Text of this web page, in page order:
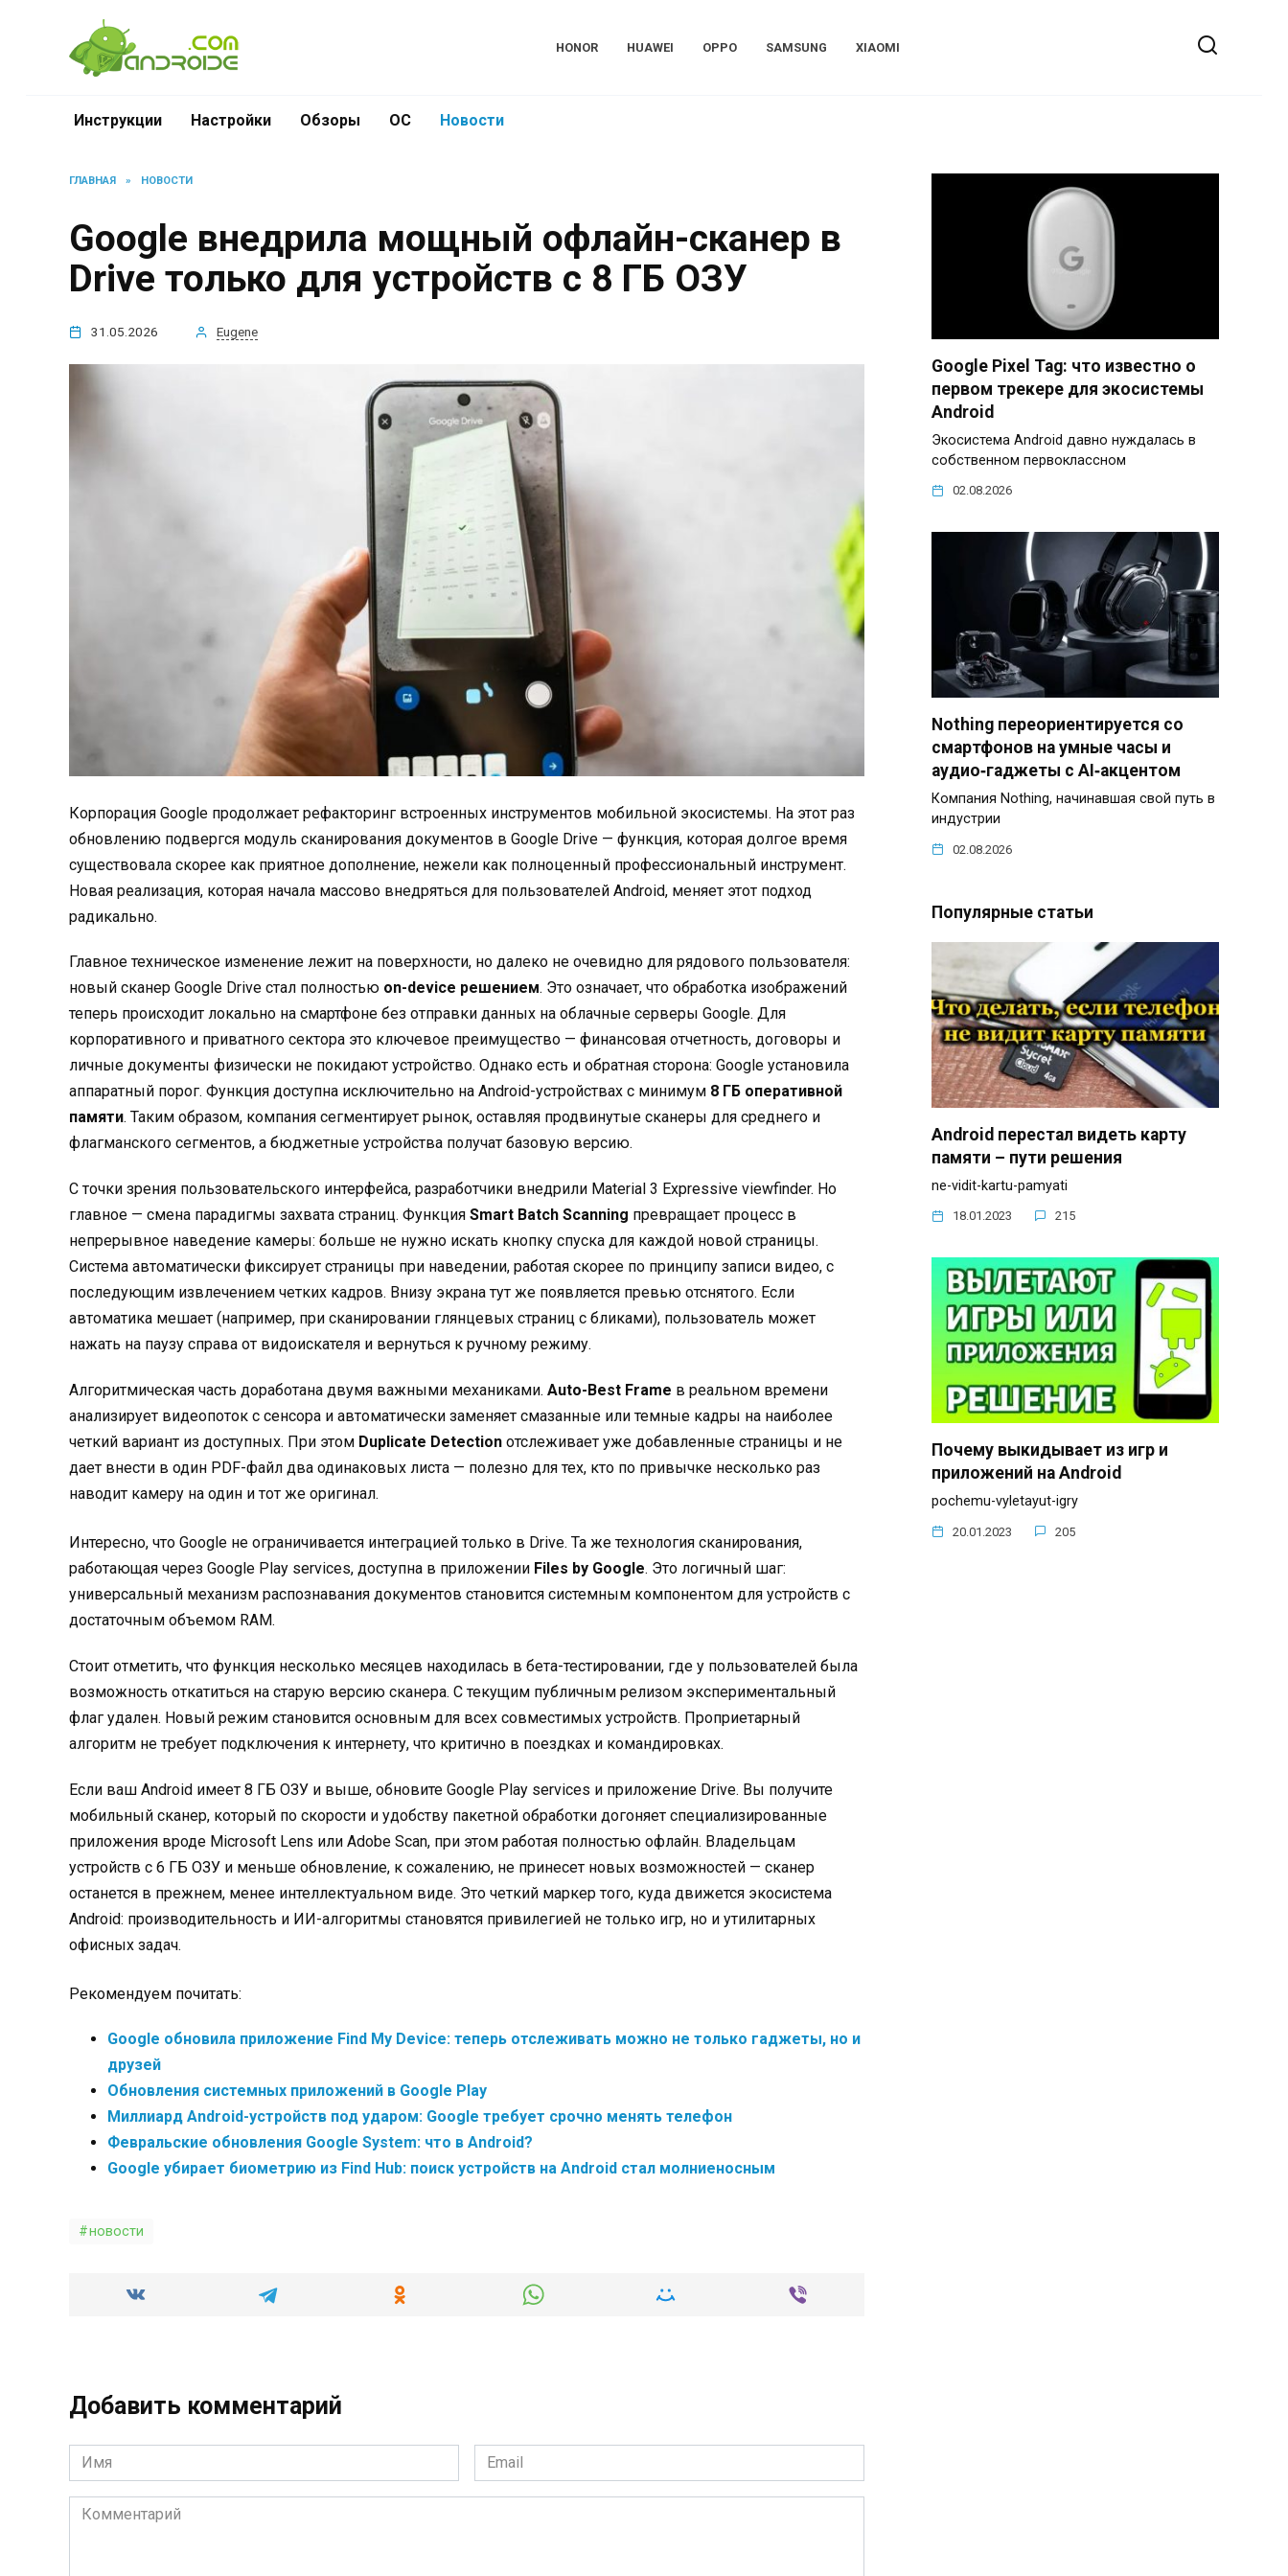
содержанию
HONOR HUAWEI OPPO SAMSUNG XIAOMI
Инструкции Настройки Обзоры ОС Новости
ГЛАВНАЯ » НОВОСТИ
Google внедрила мощный офлайн-сканер в
Drive только для устройств с 8 ГБ ОЗУ
31.05.2026 Eugene
Корпорация Google продолжает рефакторинг встроенных инструментов мобильной экосистемы. На этот раз
обновлению подвергся модуль сканирования документов в Google Drive — функция, которая долгое время
существовала скорее как приятное дополнение, нежели как полноценный профессиональный инструмент.
Новая реализация, которая начала массово внедряться для пользователей Android, меняет этот подход
радикально.
Главное техническое изменение лежит на поверхности, но далеко не очевидно для рядового пользователя:
новый сканер Google Drive стал полностью on-device решением. Это означает, что обработка изображений
теперь происходит локально на смартфоне без отправки данных на облачные серверы Google. Для
корпоративного и приватного сектора это ключевое преимущество — финансовая отчетность, договоры и
личные документы физически не покидают устройство. Однако есть и обратная сторона: Google установила
аппаратный порог. Функция доступна исключительно на Android-устройствах с минимум 8 ГБ оперативной
памяти. Таким образом, компания сегментирует рынок, оставляя продвинутые сканеры для среднего и
флагманского сегментов, а бюджетные устройства получат базовую версию.
С точки зрения пользовательского интерфейса, разработчики внедрили Material 3 Expressive viewfinder. Но
главное — смена парадигмы захвата страниц. Функция Smart Batch Scanning превращает процесс в
непрерывное наведение камеры: больше не нужно искать кнопку спуска для каждой новой страницы.
Система автоматически фиксирует страницы при наведении, работая скорее по принципу записи видео, с
последующим извлечением четких кадров. Внизу экрана тут же появляется превью отснятого. Если
автоматика мешает (например, при сканировании глянцевых страниц с бликами), пользователь может
нажать на паузу справа от видоискателя и вернуться к ручному режиму.
Алгоритмическая часть доработана двумя важными механиками. Auto-Best Frame в реальном времени
анализирует видеопоток с сенсора и автоматически заменяет смазанные или темные кадры на наиболее
четкий вариант из доступных. При этом Duplicate Detection отслеживает уже добавленные страницы и не
дает внести в один PDF-файл два одинаковых листа — полезно для тех, кто по привычке несколько раз
наводит камеру на один и тот же оригинал.
Интересно, что Google не ограничивается интеграцией только в Drive. Та же технология сканирования,
работающая через Google Play services, доступна в приложении Files by Google. Это логичный шаг:
универсальный механизм распознавания документов становится системным компонентом для устройств с
достаточным объемом RAM.
Стоит отметить, что функция несколько месяцев находилась в бета-тестировании, где у пользователей была
возможность откатиться на старую версию сканера. С текущим публичным релизом экспериментальный
флаг удален. Новый режим становится основным для всех совместимых устройств. Проприетарный
алгоритм не требует подключения к интернету, что критично в поездках и командировках.
Если ваш Android имеет 8 ГБ ОЗУ и выше, обновите Google Play services и приложение Drive. Вы получите
мобильный сканер, который по скорости и удобству пакетной обработки догоняет специализированные
приложения вроде Microsoft Lens или Adobe Scan, при этом работая полностью офлайн. Владельцам
устройств с 6 ГБ ОЗУ и меньше обновление, к сожалению, не принесет новых возможностей — сканер
останется в прежнем, менее интеллектуальном виде. Это четкий маркер того, куда движется экосистема
Android: производительность и ИИ-алгоритмы становятся привилегией не только игр, но и утилитарных
офисных задач.
Рекомендуем почитать:
Google обновила приложение Find My Device: теперь отслеживать можно не только гаджеты, но и
друзей
Обновления системных приложений в Google Play
Миллиард Android-устройств под ударом: Google требует срочно менять телефон
Февральские обновления Google System: что в Android?
Google убирает биометрию из Find Hub: поиск устройств на Android стал молниеносным
новости
Добавить комментарий
Имя
*
Email
*
Комментарий
Google Pixel Tag: что известно о
первом трекере для экосистемы
Android
Экосистема Android давно нуждалась в
собственном первоклассном
02.08.2026
Nothing переориентируется со
смартфонов на умные часы и
аудио‑гаджеты с AI‑акцентом
Компания Nothing, начинавшая свой путь в
индустрии
02.08.2026
Популярные статьи
Android перестал видеть карту
памяти – пути решения
ne-vidit-kartu-pamyati
18.01.2023 215
Почему выкидывает из игр и
приложений на Android
pochemu-vyletayut-igry
20.01.2023 205